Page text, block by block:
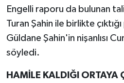
Engelli raporu da bulunan
Turan Şahin ile birlikte
Güldane Şahin'in nişanlısı
söyledi.
HAMİLE KALDIĞI ORTAYA